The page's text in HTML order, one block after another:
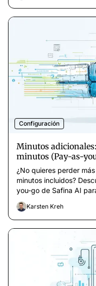
Configuración
Minutos
minutos (Pay-as-
¿No quieres perder
minutos incluidos?
you-go de Safina AI
Karsten Kreh